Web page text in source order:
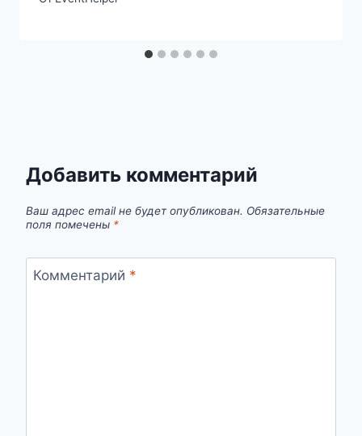
Добавить комментарий
Ваш адрес email не будет опубликован. Обязательные
поля помечены *
Комментарий *